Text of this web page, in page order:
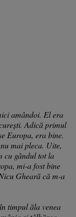
amândoi. El era
Adică primul
Europa, era bine.
mai pleca. Uite,
cu gândul tot la
mi-a fost bine
Gheară că m-a
timpul ăla venea